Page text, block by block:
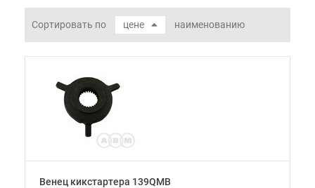
Сортировать по цене наименованию
Венец кикстартера 139QMB